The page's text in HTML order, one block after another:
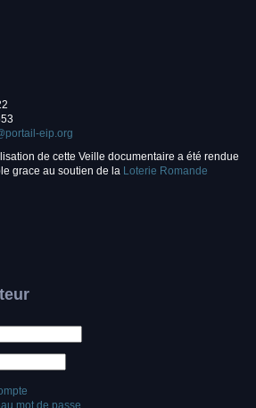
eip.org
de cette Veille documentaire a été rendue
grace au soutien de la Loterie Romande
mot de passe